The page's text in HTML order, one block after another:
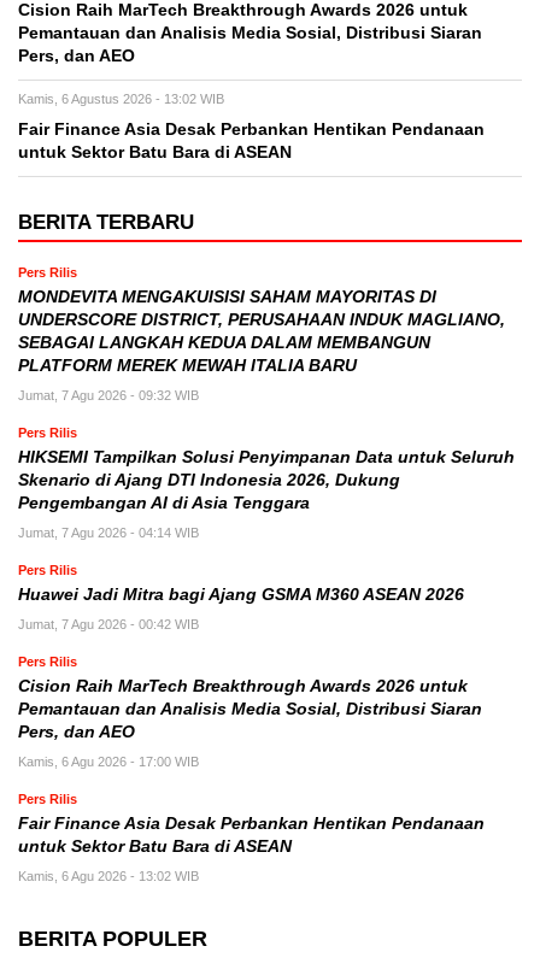
Cision Raih MarTech Breakthrough Awards 2026 untuk
Pemantauan dan Analisis Media Sosial, Distribusi Siaran
Pers, dan AEO
Kamis, 6 Agustus 2026 - 13:02 WIB
Fair Finance Asia Desak Perbankan Hentikan Pendanaan
untuk Sektor Batu Bara di ASEAN
BERITA TERBARU
Pers Rilis
MONDEVITA MENGAKUISISI SAHAM MAYORITAS DI
UNDERSCORE DISTRICT, PERUSAHAAN INDUK MAGLIANO,
SEBAGAI LANGKAH KEDUA DALAM MEMBANGUN
PLATFORM MEREK MEWAH ITALIA BARU
Jumat, 7 Agu 2026 - 09:32 WIB
Pers Rilis
HIKSEMI Tampilkan Solusi Penyimpanan Data untuk Seluruh
Skenario di Ajang DTI Indonesia 2026, Dukung
Pengembangan AI di Asia Tenggara
Jumat, 7 Agu 2026 - 04:14 WIB
Pers Rilis
Huawei Jadi Mitra bagi Ajang GSMA M360 ASEAN 2026
Jumat, 7 Agu 2026 - 00:42 WIB
Pers Rilis
Cision Raih MarTech Breakthrough Awards 2026 untuk
Pemantauan dan Analisis Media Sosial, Distribusi Siaran
Pers, dan AEO
Kamis, 6 Agu 2026 - 17:00 WIB
Pers Rilis
Fair Finance Asia Desak Perbankan Hentikan Pendanaan
untuk Sektor Batu Bara di ASEAN
Kamis, 6 Agu 2026 - 13:02 WIB
BERITA POPULER